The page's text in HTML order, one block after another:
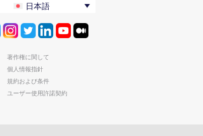
日本語
著作権に関して
個人情報指針
規約および条件
ユーザー使用許諾契約